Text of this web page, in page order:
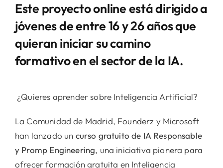
Este proyecto online está dirigido a
jóvenes de entre 16 y 26 años que
quieran iniciar su camino
formativo en el sector de la IA.
¿Quieres aprender sobre Inteligencia Artificial?
La Comunidad de Madrid, Founderz y Microsoft
han lanzado un curso gratuito de IA Responsable
y Promp Engineering, una iniciativa pionera para
ofrecer formación gratuita en Inteligencia